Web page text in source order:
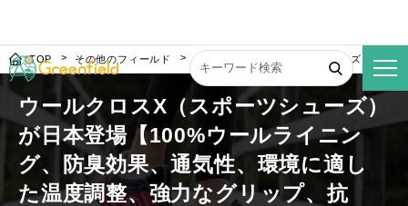
TOP その他のフィールド ウールクロスX（スポーツシューズ）が日
ウールクロスX（スポーツシューズ）
が日本登場【100%ウールライニン
グ、防臭効果、通気性、環境に適し
た温度調整、強力なグリップ、抗